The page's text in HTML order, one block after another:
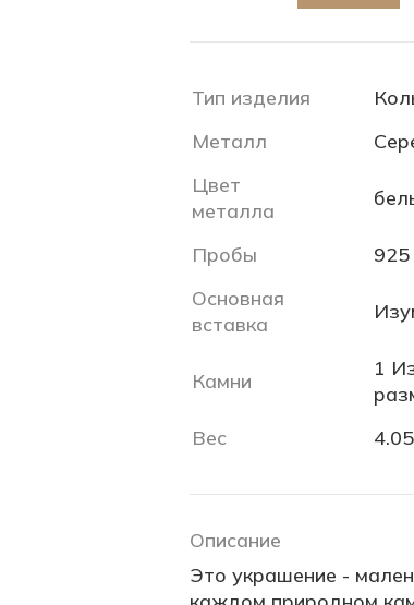
Тип изделия
Металл
Цвет
металла
Пробы
925
Основная
вставка
Камни
1
Вес
4.05
Описание
Это украшение -